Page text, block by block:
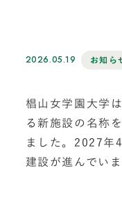
2026.05.19 お知ら
椙山女学園大学
る新施設の名称
ました。2027年
建設が進んでいま